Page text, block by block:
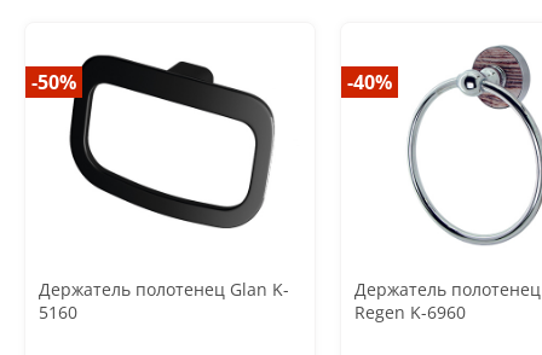
-50%
Держатель полотенец Glan K-
5160
-40%
Держатель
Regen K-6960